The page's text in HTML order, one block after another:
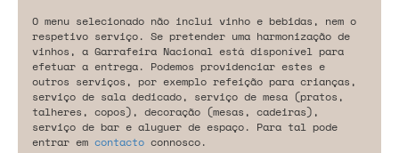
O menu selecionado não inclui vinho e bebidas, nem o
respetivo serviço. Se pretender uma harmonização de
vinhos, a Garrafeira Nacional está disponível para
efetuar a entrega. Podemos providenciar estes e
outros serviços, por exemplo refeição para crianças,
serviço de sala dedicado, serviço de mesa (pratos,
talheres, copos), decoração (mesas, cadeiras),
serviço de bar e aluguer de espaço. Para tal pode
entrar em contacto connosco.